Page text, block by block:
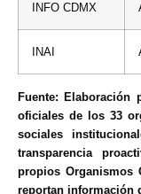
INFO CDMX
INAI
Fuente: Elaboración
oficiales de los 33
sociales
transparencia
propios Organismos
reportan información